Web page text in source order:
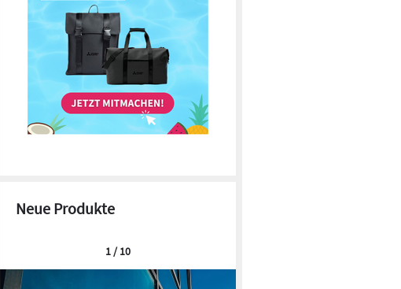
Neue Produkte
1 / 10